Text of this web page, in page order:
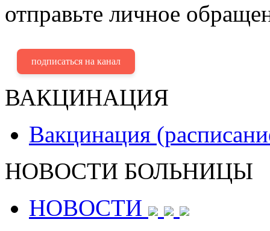
отправьте личное
подписаться на канал
ВАКЦИНАЦИЯ
Вакцинация
НОВОСТИ БОЛЬНИЦЫ
НОВОСТИ